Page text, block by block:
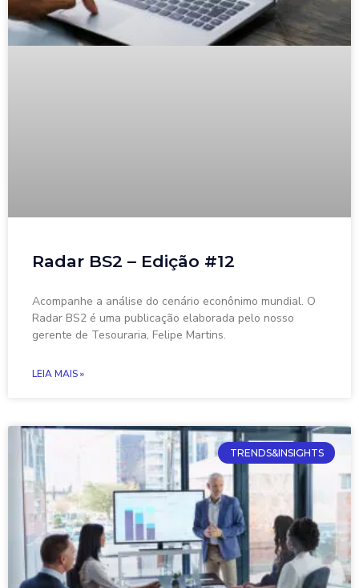
Radar BS2 – Edição #12
Acompanhe a análise do cenário econônimo mundial. O
Radar BS2 é uma publicação elaborada pelo nosso
gerente de Tesouraria, Felipe Martins.
LEIA MAIS »
TRENDS&INSIGHTS